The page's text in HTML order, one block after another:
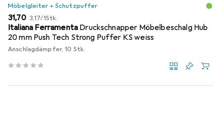
Möbelgleiter + Schutzpuffer
EUR
31,70 EUR
3,17/1Stk.
Italiana Ferramenta Druckschnapper Möbelbeschalg Hub
20 mm Push Tech Strong Puffer KS weiss
Anschlagdämpfer, 10 Stk.